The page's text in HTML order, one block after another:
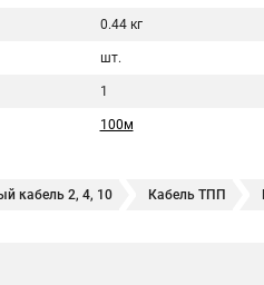
0.44 кг
шт.
1
100м
кабель 2, 4, 10 Кабель ТПП